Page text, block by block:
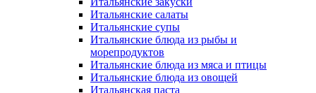
Итальянские салаты
Итальянские супы
Итальянские блюда из рыбы и
морепродуктов
Итальянские блюда из мяса и птицы
Итальянские блюда из овощей
Итальянская паста